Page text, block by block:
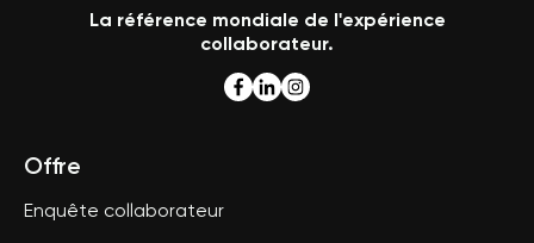
La référence mondiale de l'expérience
collaborateur.
Offre
Enquête collaborateur